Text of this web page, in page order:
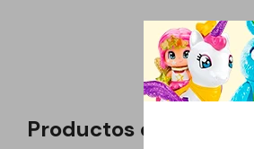
Productos que te